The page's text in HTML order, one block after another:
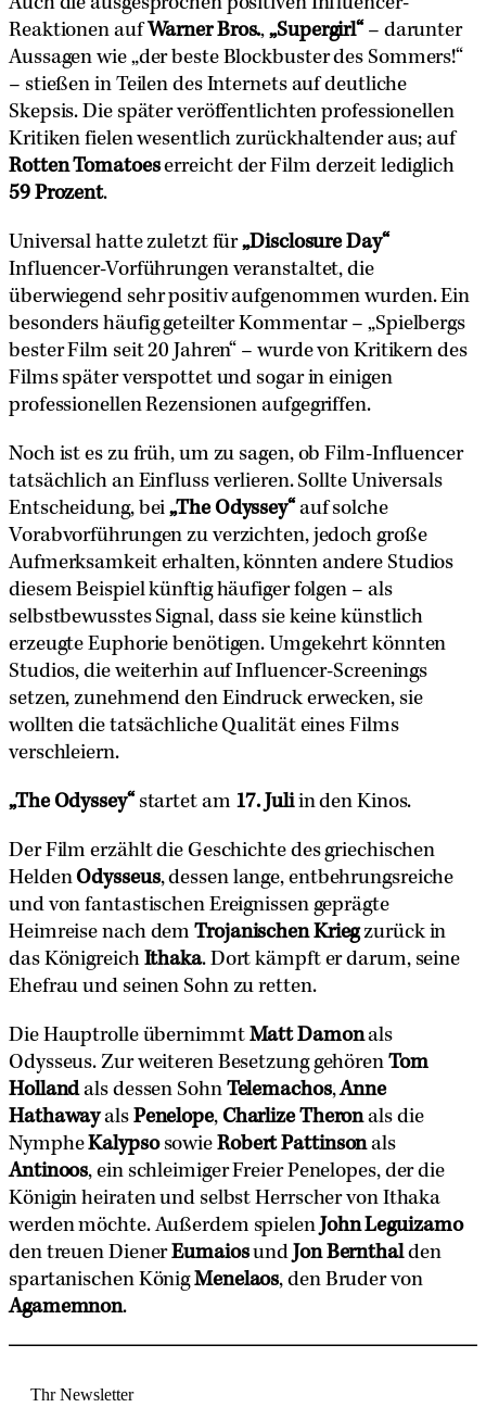
Reaktionen aufWarner Bros.‚„Supergirl“ – darunter
Aussagen wie „der beste Blockbuster des Sommers!“
– stießen in Teilen des Internets auf deutliche
Skepsis. Die später veröffentlichten professionellen
Kritiken fielen wesentlich zurückhaltender aus; auf
Rotten Tomatoeserreicht der Film derzeit lediglich
59 Prozent.
Universal hatte zuletzt für„Disclosure Day“
Influencer-Vorführungen veranstaltet, die
überwiegend sehr positiv aufgenommen wurden. Ein
besonders häufig geteilter Kommentar – „Spielbergs
bester Film seit 20 Jahren“ – wurde von Kritikern des
Films später verspottet und sogar in einigen
professionellen Rezensionen aufgegriffen.
Noch ist es zu früh, um zu sagen, ob Film-Influencer
tatsächlich an Einfluss verlieren. Sollte Universals
Entscheidung, bei„The Odyssey“auf solche
Vorabvorführungen zu verzichten, jedoch große
Aufmerksamkeit erhalten, könnten andere Studios
diesem Beispiel künftig häufiger folgen – als
selbstbewusstes Signal, dass sie keine künstlich
erzeugte Euphorie benötigen. Umgekehrt könnten
Studios, die weiterhin auf Influencer-Screenings
setzen, zunehmend den Eindruck erwecken, sie
wollten die tatsächliche Qualität eines Films
verschleiern.
„The Odyssey“startet am 17. Juliin den Kinos.
Der Film erzählt die Geschichte des griechischen
HeldenOdysseus, dessen lange, entbehrungsreiche
und von fantastischen Ereignissen geprägte
Heimreise nach demTrojanischen Kriegzurück in
das Königreich Ithaka. Dort kämpft er darum, seine
Ehefrau und seinen Sohn zu retten.
Die Hauptrolle übernimmt Matt Damonals
Odysseus. Zur weiteren Besetzung gehören Tom
Hollandals dessen Sohn Telemachos,Anne
Hathawayals Penelope, Charlize Theronals die
NympheKalypsosowie Robert Pattinsonals
Antinoos, ein schleimiger Freier Penelopes, der die
Königin heiraten und selbst Herrscher von Ithaka
werden möchte. Außerdem spielen John Leguizamo
den treuen DienerEumaiosund Jon Bernthalden
spartanischen KönigMenelaos, den Bruder von
Agamemnon.
Thr Newsletter